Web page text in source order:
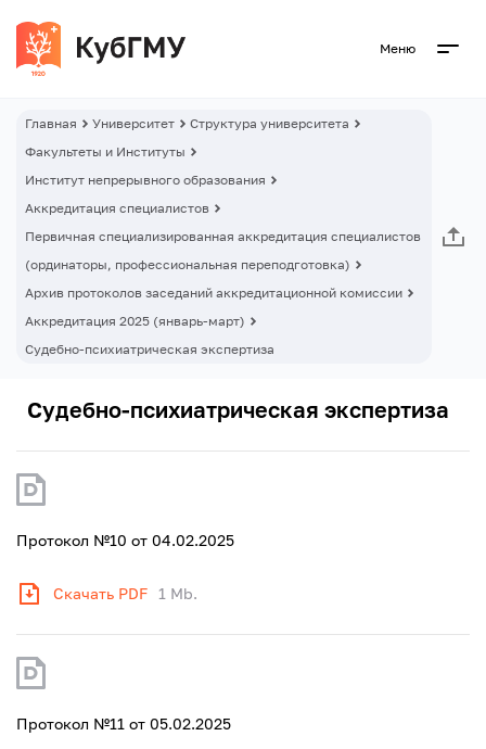
Меню
Главная Университет
Структура университета
Факультеты и Институты
Институт непрерывного образования
Аккредитация специалистов
Первичная специализированная аккредитация специалистов
(ординаторы, профессиональная переподготовка)
Архив протоколов заседаний аккредитационной комиссии
Аккредитация 2025 (январь-март)
Судебно-психиатрическая экспертиза
Судебно-психиатрическая экспертиза
Протокол №10 от 04.02.2025
Скачать PDF 1 Mb.
Протокол №11 от 05.02.2025